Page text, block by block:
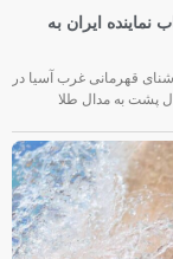
ایران به
قهرمانی غرب آسیا در